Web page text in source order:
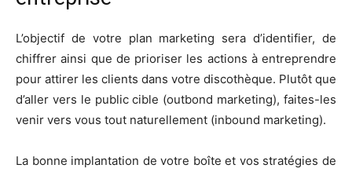
L’objectif de votre plan marketing sera d’identifier, de
chiffrer ainsi que de prioriser les actions à entreprendre
pour attirer les clients dans votre discothèque. Plutôt que
d’aller vers le public cible (outbond marketing), faites-les
venir vers vous tout naturellement (inbound marketing).
La bonne implantation de votre boîte et vos stratégies de